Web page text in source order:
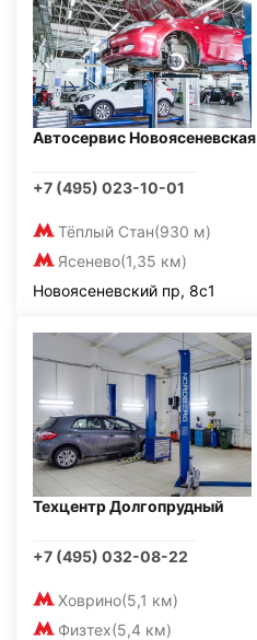
Автосервис Новоясеневская
+7 (495) 023-10-01
Тёплый Стан(930 м)
Ясенево(1,35 км)
Новоясеневский пр, 8с1
Техцентр Долгопрудный
+7 (495) 032-08-22
Ховрино(5,1 км)
Физтех(5,4 км)